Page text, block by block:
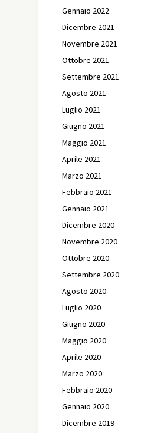
Gennaio 2022
Dicembre 2021
Novembre 2021
Ottobre 2021
Settembre 2021
Agosto 2021
Luglio 2021
Giugno 2021
Maggio 2021
Aprile 2021
Marzo 2021
Febbraio 2021
Gennaio 2021
Dicembre 2020
Novembre 2020
Ottobre 2020
Settembre 2020
Agosto 2020
Luglio 2020
Giugno 2020
Maggio 2020
Aprile 2020
Marzo 2020
Febbraio 2020
Gennaio 2020
Dicembre 2019